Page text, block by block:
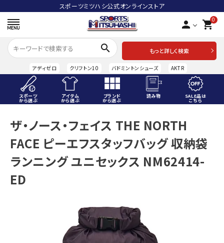
スポーツミツハシ公式オンラインストア
person 0
shopping_cart
search
もっと詳しく検索
アディゼロ クリフトン10 バドミントンシューズ AKTR
スポーツ
から選ぶ
アイテム
から選ぶ
ブランド
から選ぶ
読み物 SALE品は
こちら
ACCOUNT MENU
ようこそ ゲスト 様
meeting_room ログイン person 会員登録
スポーツから選ぶ
ザ・ノース・フェイス THE NORTH
FACE ピーエフスタッフバッグ 収納袋
ランニング ユニセックス NM62414-
ED